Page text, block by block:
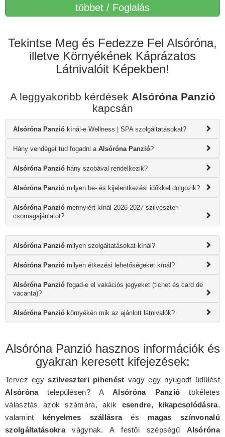
többet / Foglalás
Tekintse Meg és Fedezze Fel Alsóróna,
illetve Környékének Káprázatos
Látnivalóit Képekben!
A leggyakoribb kérdések Alsóróna Panzió
kapcsán
Alsóróna Panzió kínál-e Wellness | SPA szolgáltatásokat?
Hány vendéget tud fogadni a Alsóróna Panzió?
Alsóróna Panzió hány szobával rendelkezik?
Alsóróna Panzió milyen be- és kijelentkezési időkkel dolgozik?
Alsóróna Panzió mennyiért kínál 2026-2027 szilveszteri
csomagajánlatot?
Alsóróna Panzió milyen szolgáltatásokat kínál?
Alsóróna Panzió milyen étkezési lehetőségeket kínál?
Alsóróna Panzió fogad-e el vakációs jegyeket (tichet és card de
vacanta)?
Alsóróna Panzió környékén mik az ajánlott látnivalók?
Alsóróna Panzió hasznos információk és
gyakran keresett kifejezések:
Tervez egyszilveszteri pihenést vagy egy nyugodt üdülést
Alsórónatelepülésen? AAlsóróna Panzió tökéletes
választás azok számára, akik csendre, kikapcsolódásra,
valamint kényelmes szállásraés magas színvonalú
szolgáltatásokravágynak. A festői szépségű Alsóróna